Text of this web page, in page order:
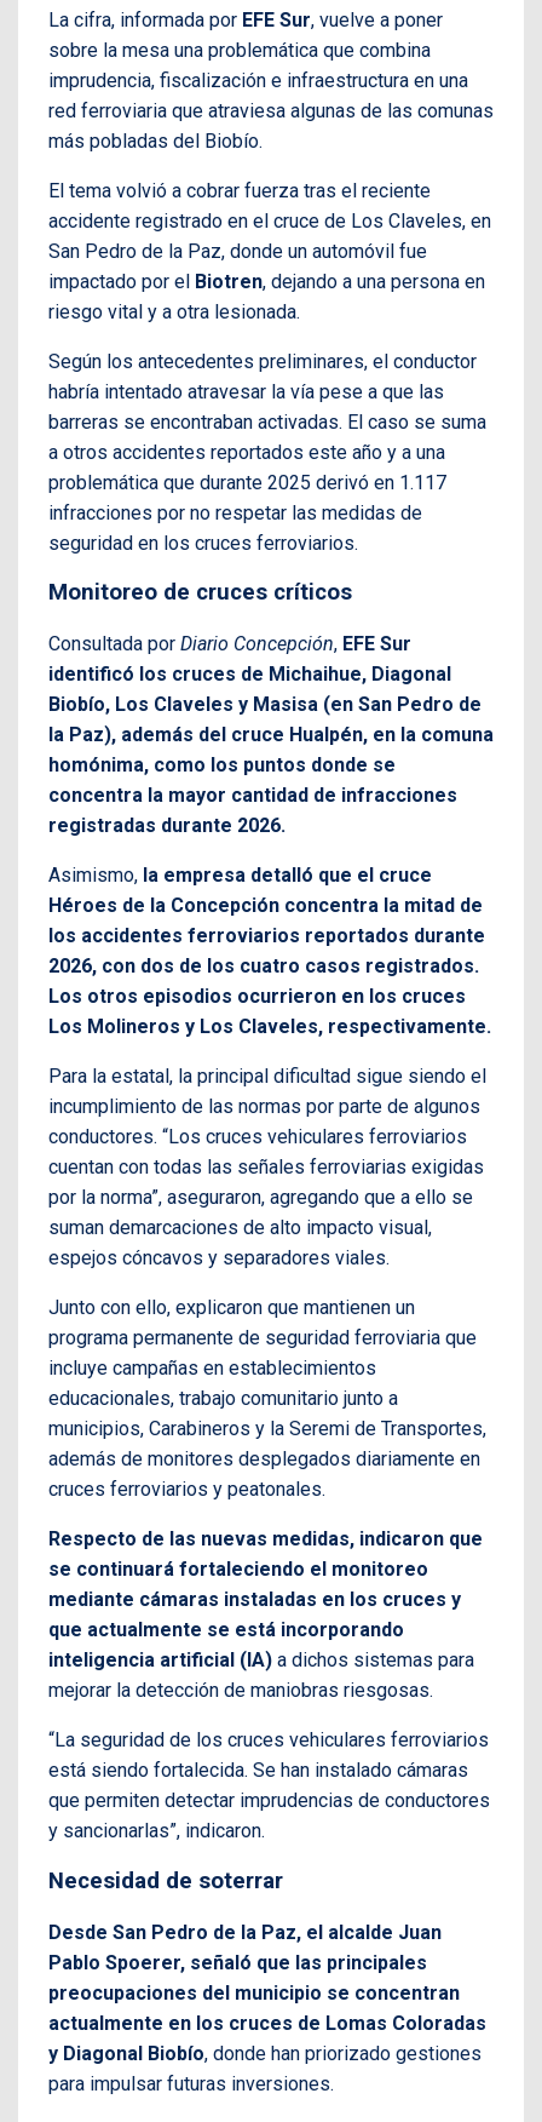
La cifra, informada por EFE Sur, vuelve a poner
sobre la mesa una problemática que combina
imprudencia, fiscalización e infraestructura en una
red ferroviaria que atraviesa algunas de las comunas
más pobladas del Biobío.
El tema volvió a cobrar fuerza tras el reciente
accidente registrado en el cruce de Los Claveles, en
San Pedro de la Paz, donde un automóvil fue
impactado por el Biotren, dejando a una persona en
riesgo vital y a otra lesionada.
Según los antecedentes preliminares, el conductor
habría intentado atravesar la vía pese a que las
barreras se encontraban activadas. El caso se suma
a otros accidentes reportados este año y a una
problemática que durante 2025 derivó en 1.117
infracciones por no respetar las medidas de
seguridad en los cruces ferroviarios.
Monitoreo de cruces críticos
Consultada por Diario Concepción, EFE Sur
identificó los cruces de Michaihue, Diagonal
Biobío, Los Claveles y Masisa (en San Pedro de
la Paz), además del cruce Hualpén, en la comuna
homónima, como los puntos donde se
concentra la mayor cantidad de infracciones
registradas durante 2026.
Asimismo, la empresa detalló que el cruce
Héroes de la Concepción concentra la mitad de
los accidentes ferroviarios reportados durante
2026, con dos de los cuatro casos registrados.
Los otros episodios ocurrieron en los cruces
Los Molineros y Los Claveles, respectivamente.
Para la estatal, la principal dificultad sigue siendo el
incumplimiento de las normas por parte de algunos
conductores. “Los cruces vehiculares ferroviarios
cuentan con todas las señales ferroviarias exigidas
por la norma”, aseguraron, agregando que a ello se
suman demarcaciones de alto impacto visual,
espejos cóncavos y separadores viales.
Junto con ello, explicaron que mantienen un
programa permanente de seguridad ferroviaria que
incluye campañas en establecimientos
educacionales, trabajo comunitario junto a
municipios, Carabineros y la Seremi de Transportes,
además de monitores desplegados diariamente en
cruces ferroviarios y peatonales.
Respecto de las nuevas medidas, indicaron que
se continuará fortaleciendo el monitoreo
mediante cámaras instaladas en los cruces y
que actualmente se está incorporando
inteligencia artificial (IA) a dichos sistemas para
mejorar la detección de maniobras riesgosas.
“La seguridad de los cruces vehiculares ferroviarios
está siendo fortalecida. Se han instalado cámaras
que permiten detectar imprudencias de conductores
y sancionarlas”, indicaron.
Necesidad de soterrar
Desde San Pedro de la Paz, el alcalde Juan
Pablo Spoerer, señaló que las principales
preocupaciones del municipio se concentran
actualmente en los cruces de Lomas Coloradas
y Diagonal Biobío, donde han priorizado gestiones
para impulsar futuras inversiones.